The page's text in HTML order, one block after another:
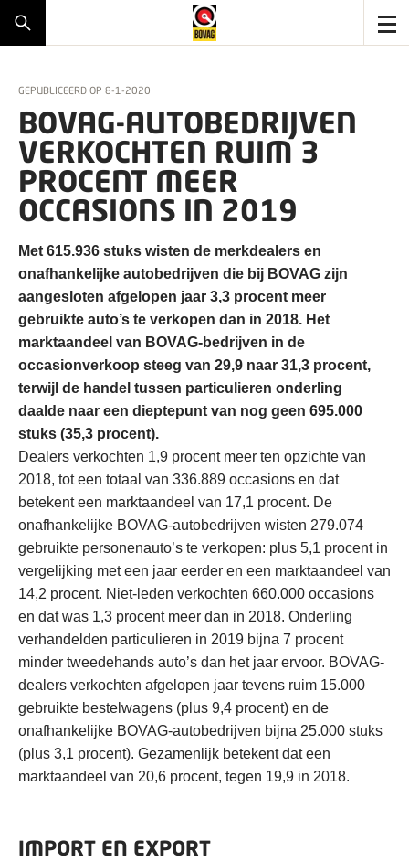
GEPUBLICEERD OP 8-1-2020
BOVAG-AUTOBEDRIJVEN
VERKOCHTEN RUIM 3
PROCENT MEER
OCCASIONS IN 2019
Met 615.936 stuks wisten de merkdealers en
onafhankelijke autobedrijven die bij BOVAG zijn
aangesloten afgelopen jaar 3,3 procent meer
gebruikte auto’s te verkopen dan in 2018. Het
marktaandeel van BOVAG-bedrijven in de
occasionverkoop steeg van 29,9 naar 31,3 procent,
terwijl de handel tussen particulieren onderling
daalde naar een dieptepunt van nog geen 695.000
stuks (35,3 procent).
Dealers verkochten 1,9 procent meer ten opzichte van
2018, tot een totaal van 336.889 occasions en dat
betekent een marktaandeel van 17,1 procent. De
onafhankelijke BOVAG-autobedrijven wisten 279.074
gebruikte personenauto’s te verkopen: plus 5,1 procent in
vergelijking met een jaar eerder en een marktaandeel van
14,2 procent. Niet-leden verkochten 660.000 occasions
en dat was 1,3 procent meer dan in 2018. Onderling
verhandelden particulieren in 2019 bijna 7 procent
minder tweedehands auto’s dan het jaar ervoor. BOVAG-
dealers verkochten afgelopen jaar tevens ruim 15.000
gebruikte bestelwagens (plus 9,4 procent) en de
onafhankelijke BOVAG-autobedrijven bijna 25.000 stuks
(plus 3,1 procent). Gezamenlijk betekent dat een
marktaandeel van 20,6 procent, tegen 19,9 in 2018.
IMPORT EN EXPORT